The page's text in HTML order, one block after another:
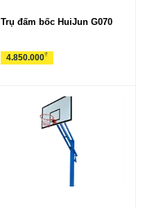
Trụ đấm bốc HuiJun G070
4.850.000₫